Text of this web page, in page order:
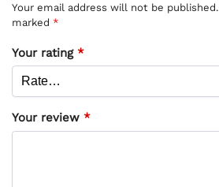
Your email address will not be published.
marked *
Your rating *
Your review *